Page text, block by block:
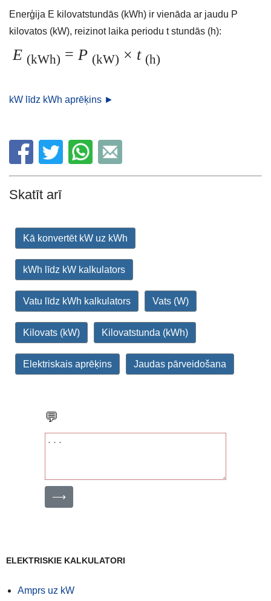
Enerģija E kilovatstundās (kWh) ir vienāda ar jaudu P
kilovatos (kW), reizinot laika periodu t stundās (h):
E (kWh) = P (kW) × t (h)
kW līdz kWh aprēķins ►
Skatīt arī
Kā konvertēt kW uz kWh
kWh līdz kW kalkulators
Vatu līdz kWh kalkulators Vats (W)
Kilovats (kW) Kilovatstunda (kWh)
Elektriskais aprēķins Jaudas pārveidošana
💬
⟶
ELEKTRISKIE KALKULATORI
Amprs uz kW